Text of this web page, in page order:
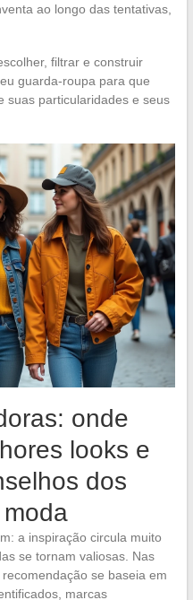
ao longo das tentativas,
filtrar e construir
guarda-roupa para que
suas particularidades e seus
onde
looks e
dos
a inspiração circula muito
se tornam valiosas. Nas
se baseia em
marcas